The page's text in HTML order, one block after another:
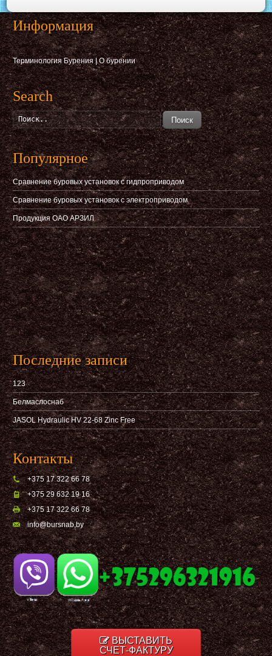
Информация
Терминология Бурения|О бурении
Search
Поиск
Популярное
Сравнение буровых установок с гидпроприводом
Сравнение буровых установок с электроприводом
Продукция ОАО АРЗИЛ
Последние записи
123
Белмаслоснаб
JASOL Hydraulic HV 22-68 Zinc Free
Контакты
+375 17 322 66 78
+375 29 632 19 16
+375 17 322 66 78
info@bursnab,by
ВЫСТАВИТЬ
СЧЕТ-ФАКТУРУ